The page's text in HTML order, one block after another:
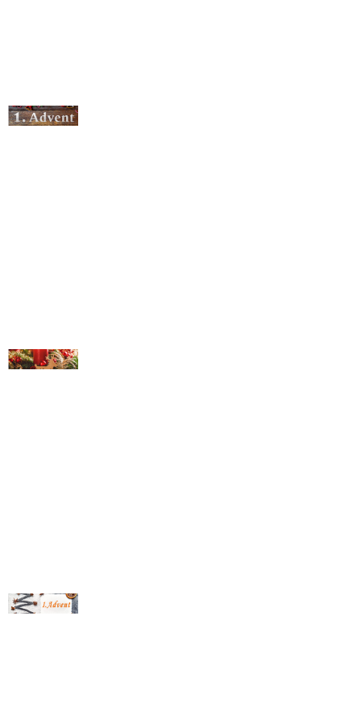
© Michael Bihlmayer
© Michael Bihlmayer
© Michael Bihlmayer